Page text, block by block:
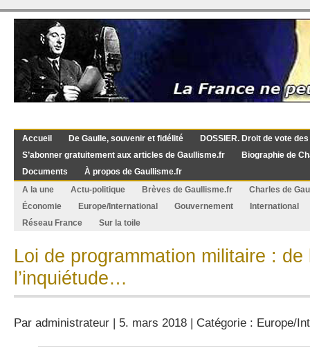
Accueil De Gaulle, souvenir et fidélité
DOSSIER. Droit de vote
S’abonner gratuitement aux articles de Gaullisme.fr
Biographie de
Documents
À propos de Gaullisme.fr
A la une
Actu-politique Brèves de Gaullisme.fr
Charles de
Économie
Europe/International Gouvernement
International
Réseau France
Sur la toile
Loi de programmation militaire : de
l’inquiétude…
Par administrateur | 5. mars 2018 | Catégorie : Europe/